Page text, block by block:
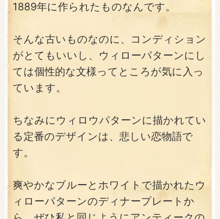
1889年に作られたものなんです。
そんな古いものなのに、コンディション
がとてもいいし、ウィローパターンにし
ては個性的な文様ってところが気に入っ
ています。
ちなみにウィロウパターンに描かれてい
る定番のデザインは、悲しい恋物語で
す。
爽やかなブルーとホワイトで描かれたウ
ィローパターンのディナープレートか